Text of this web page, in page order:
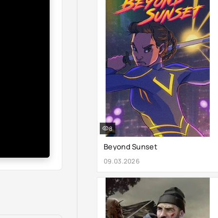
Beyond Sunset
09.03.2026
8